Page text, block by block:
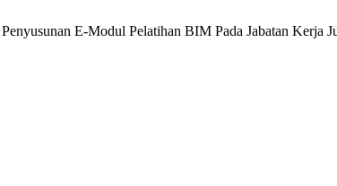
E-Modul Pelatihan BIM Pada Jabatan Kerja